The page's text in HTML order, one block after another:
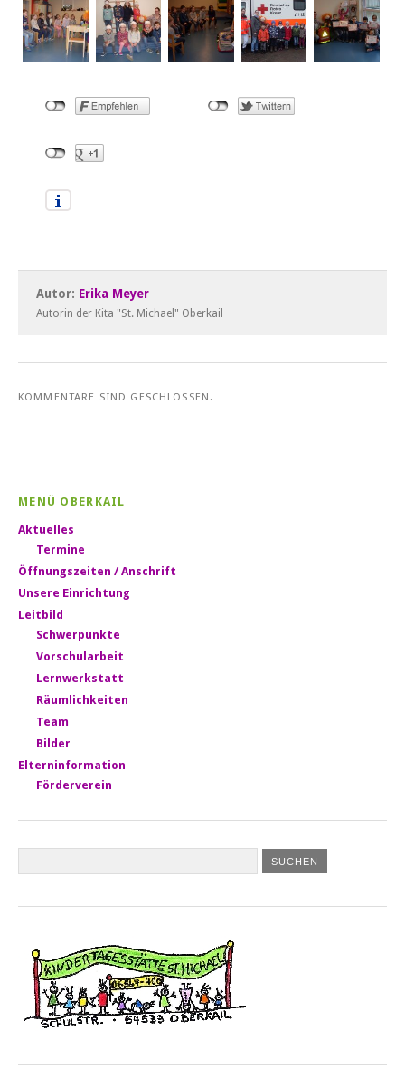
Autor: Erika Meyer
Autorin der Kita "St. Michael" Oberkail
KOMMENTARE SIND GESCHLOSSEN.
MENÜ OBERKAIL
Aktuelles
Termine
Öffnungszeiten / Anschrift
Unsere Einrichtung
Leitbild
Schwerpunkte
Vorschularbeit
Lernwerkstatt
Räumlichkeiten
Team
Bilder
Elterninformation
Förderverein